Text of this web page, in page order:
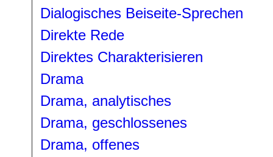
Dialogisches Beiseite-Sprechen
Direkte Rede
Direktes Charakterisieren
Drama
Drama, analytisches
Drama, geschlossenes
Drama, offenes